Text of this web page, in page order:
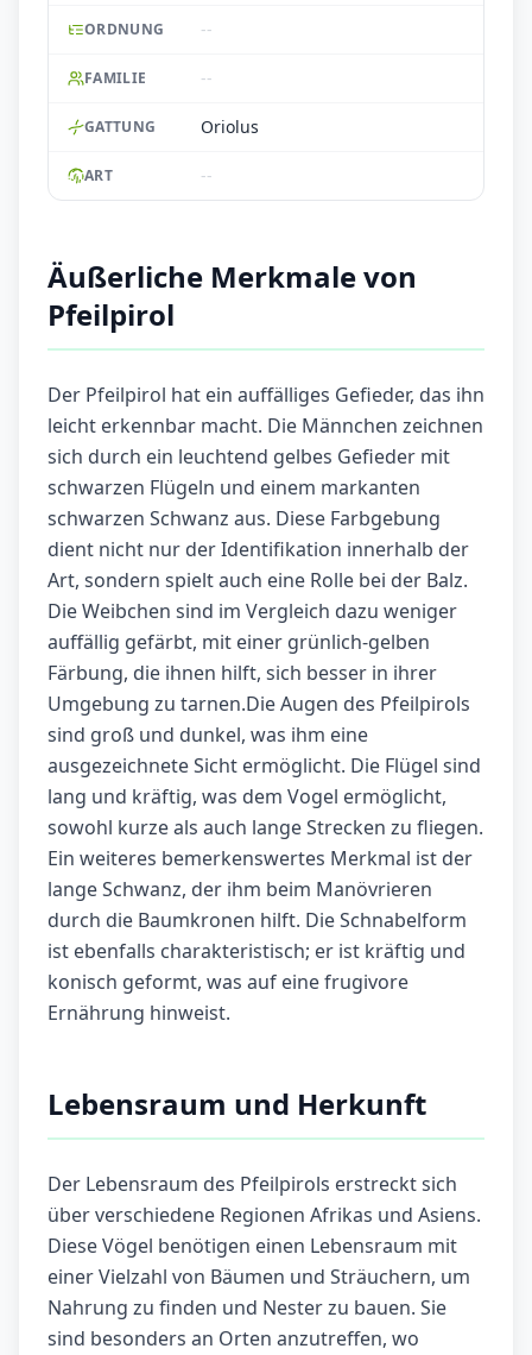
ORDNUNG --
FAMILIE --
GATTUNG Oriolus
ART --
Äußerliche Merkmale von
Pfeilpirol
Der Pfeilpirol hat ein auffälliges Gefieder, das ihn
leicht erkennbar macht. Die Männchen zeichnen
sich durch ein leuchtend gelbes Gefieder mit
schwarzen Flügeln und einem markanten
schwarzen Schwanz aus. Diese Farbgebung
dient nicht nur der Identifikation innerhalb der
Art, sondern spielt auch eine Rolle bei der Balz.
Die Weibchen sind im Vergleich dazu weniger
auffällig gefärbt, mit einer grünlich-gelben
Färbung, die ihnen hilft, sich besser in ihrer
Umgebung zu tarnen.Die Augen des Pfeilpirols
sind groß und dunkel, was ihm eine
ausgezeichnete Sicht ermöglicht. Die Flügel sind
lang und kräftig, was dem Vogel ermöglicht,
sowohl kurze als auch lange Strecken zu fliegen.
Ein weiteres bemerkenswertes Merkmal ist der
lange Schwanz, der ihm beim Manövrieren
durch die Baumkronen hilft. Die Schnabelform
ist ebenfalls charakteristisch; er ist kräftig und
konisch geformt, was auf eine frugivore
Ernährung hinweist.
Lebensraum und Herkunft
Der Lebensraum des Pfeilpirols erstreckt sich
über verschiedene Regionen Afrikas und Asiens.
Diese Vögel benötigen einen Lebensraum mit
einer Vielzahl von Bäumen und Sträuchern, um
Nahrung zu finden und Nester zu bauen. Sie
sind besonders an Orten anzutreffen, wo